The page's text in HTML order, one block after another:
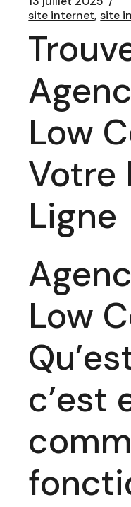
site internet site
Low
Votre
Ligne
Low
c’est